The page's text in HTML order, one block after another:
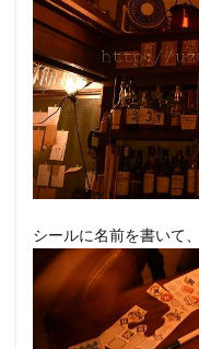
シールに名前を書いて